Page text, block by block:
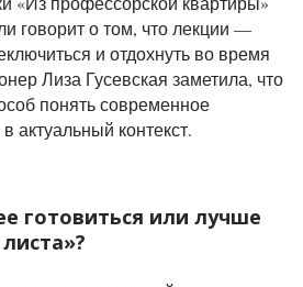
говорит о том, что лекции —
и отдохнуть во время
Лиза Гусевская заметила, что
понять современное
актуальный контекст.
готовиться или лучше